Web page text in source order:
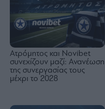
Ατρόμητος και Novibet
συνεχίζουν μαζί: Ανανέωση
της συνεργασίας τους
μέχρι το 2028